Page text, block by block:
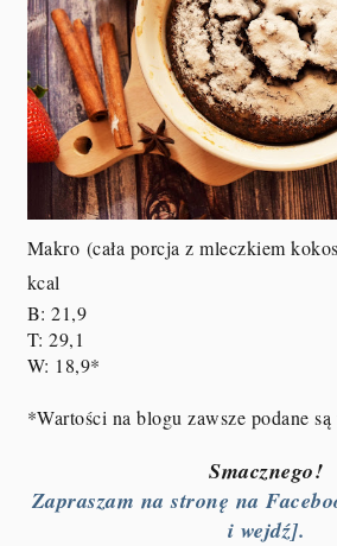
Makro (cała porcja z mleczkiem
kcal
B: 21,9
T: 29,1
W: 18,9*
*Wartości na blogu zawsze podane
Smacznego!
Zapraszam na stronę na
i wejdź].